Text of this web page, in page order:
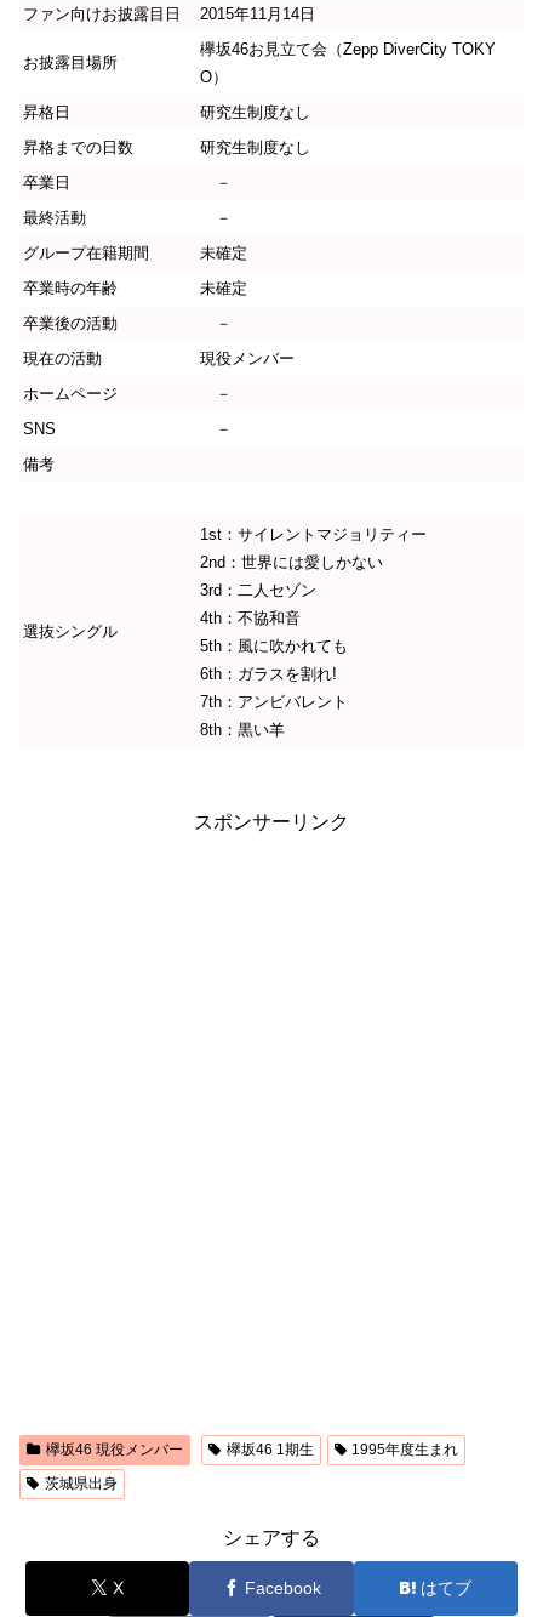
ファン向けお披露目日
2015年11月14日
お披露目場所
欅坂46お見立て会（Zepp DiverCity TOKY
O）
昇格日
研究生制度なし
昇格までの日数
研究生制度なし
卒業日
－
最終活動
－
グループ在籍期間
未確定
卒業時の年齢
未確定
卒業後の活動
－
現在の活動
現役メンバー
ホームページ
－
SNS
－
備考
選抜シングル
1st：サイレントマジョリティー
2nd：世界には愛しかない
3rd：二人セゾン
4th：不協和音
5th：風に吹かれても
6th：ガラスを割れ!
7th：アンビバレント
8th：黒い羊
スポンサーリンク
欅坂46 現役メンバー 欅坂46 1期生
1995年度生まれ
茨城県出身
シェアする
X Facebook はてブ